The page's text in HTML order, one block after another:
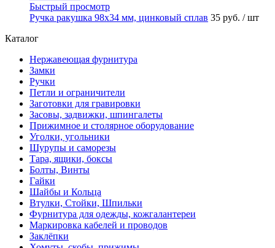
Быстрый просмотр
Ручка ракушка 98x34 мм, цинковый сплав 35 руб. / шт
Каталог
Нержавеющая фурнитура
Замки
Ручки
Петли и ограничители
Заготовки для гравировки
Засовы, задвижки, шпингалеты
Прижимное и столярное оборудование
Уголки, угольники
Шурупы и саморезы
Тара, ящики, боксы
Болты, Винты
Гайки
Шайбы и Кольца
Втулки, Стойки, Шпильки
Фурнитура для одежды, кожгалантереи
Маркировка кабелей и проводов
Заклёпки